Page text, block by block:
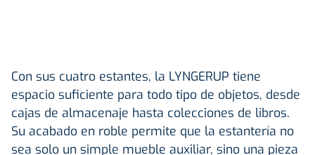
Con sus cuatro estantes, la LYNGERUP tiene
espacio suficiente para todo tipo de objetos, desde
cajas de almacenaje hasta colecciones de libros.
Su acabado en roble permite que la estantería no
sea solo un simple mueble auxiliar, sino una pieza